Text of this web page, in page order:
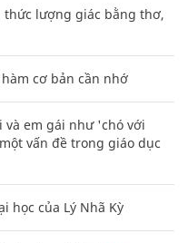
thức lượng giác bằng thơ,
cơ bản cần nhớ
và em gái như 'chó với
vấn đề trong giáo dục
học của Lý Nhã Kỳ